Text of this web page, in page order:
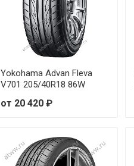
от 8 310 ₽
от 12 660 ₽
от 11 300 ₽
от 13 100 ₽
от 7 520 ₽
Yokohama Advan Fleva
V701 205/40R18 86W
от 20 420 ₽